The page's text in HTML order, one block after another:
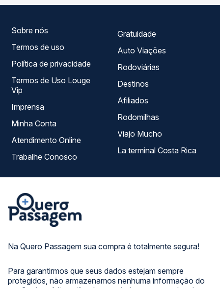
Na Quero Passagem sua compra é totalmente segura!
Para garantirmos que seus dados estejam sempre
protegidos, não armazenamos nenhuma informação do
Sobre nós
Termos de uso
Política de privacidade
Termos de Uso Louge
Vip
Imprensa
Minha Conta
Atendimento Online
Trabalhe Conosco
Gratuidade
Auto Viações
Rodoviárias
Destinos
Afiliados
Rodomilhas
Viajo Mucho
La terminal Costa Rica